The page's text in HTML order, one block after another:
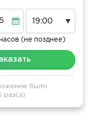
(не позднее)
было
раз(а)